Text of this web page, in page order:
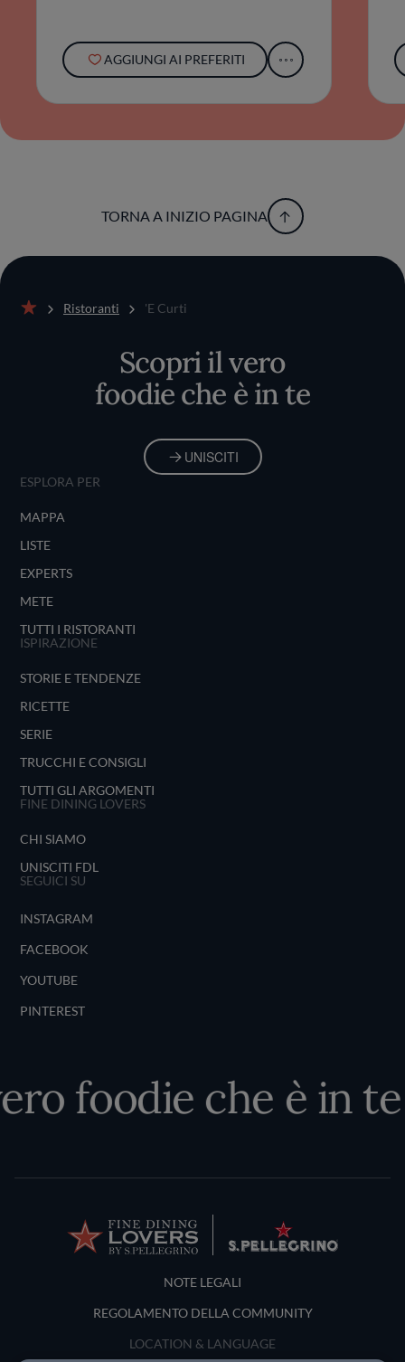
AGGIUNGI AI PREFERITI
TORNA A INIZIO PAGINA
Ristoranti 'E Curti
Scopri il vero
foodie che è in te
UNISCITI
ESPLORA PER
MAPPA
LISTE
EXPERTS
METE
TUTTI I RISTORANTI
ISPIRAZIONE
STORIE E TENDENZE
RICETTE
SERIE
TRUCCHI E CONSIGLI
TUTTI GLI ARGOMENTI
FINE DINING LOVERS
CHI SIAMO
UNISCITI FDL
SEGUICI SU
INSTAGRAM
FACEBOOK
YOUTUBE
PINTEREST
foodie che è in te
Terms and Conditions
NOTE LEGALI
REGOLAMENTO DELLA COMMUNITY
LOCATION & LANGUAGE